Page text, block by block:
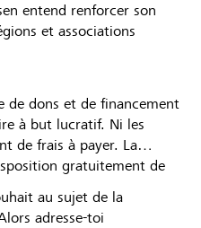
entend renforcer son
et associations
de dons et de financement
à but lucratif. Ni les
de frais à payer. La
gratuitement de
au sujet de la
adresse-toi